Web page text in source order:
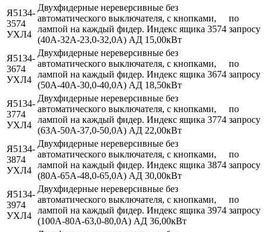
Я5134-
3574
УХЛ4
Двухфидерные нереверсивные без
автоматического выключателя, с кнопками,
лампой на каждый фидер. Индекс ящика 3574
(40А-32А-23,0-32,0А) АД 15,00кВт
по
запросу
Я5134-
3674
УХЛ4
Двухфидерные нереверсивные без
автоматического выключателя, с кнопками,
лампой на каждый фидер. Индекс ящика 3674
(50А-40А-30,0-40,0А) АД 18,50кВт
по
запросу
Я5134-
3774
УХЛ4
Двухфидерные нереверсивные без
автоматического выключателя, с кнопками,
лампой на каждый фидер. Индекс ящика 3774
(63А-50А-37,0-50,0А) АД 22,00кВт
по
запросу
Я5134-
3874
УХЛ4
Двухфидерные нереверсивные без
автоматического выключателя, с кнопками,
лампой на каждый фидер. Индекс ящика 3874
(80А-65А-48,0-65,0А) АД 30,00кВт
по
запросу
Я5134-
3974
УХЛ4
Двухфидерные нереверсивные без
автоматического выключателя, с кнопками,
лампой на каждый фидер. Индекс ящика 3974
(100А-80А-63,0-80,0А) АД 36,00кВт
по
запросу